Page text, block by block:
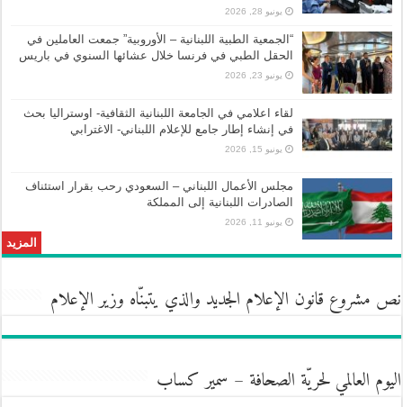
المزيد
يونيو 28, 2026
“الجمعية الطبية اللبنانية – الأوروبية” جمعت العاملين في
الحقل الطبي في فرنسا خلال عشائها السنوي في باريس
يونيو 23, 2026
لقاء اعلامي في الجامعة اللبنانية الثقافية- اوستراليا بحث
في إنشاء إطار جامع للإعلام اللبناني- الاغترابي
يونيو 15, 2026
مجلس الأعمال اللبناني – السعودي رحب بقرار استئناف
الصادرات اللبنانية إلى المملكة
يونيو 11, 2026
نص مشروع قانون الإعلام الجديد والذي يتبنّاه وزير الإعلام
اليوم العالمي لحريّة الصحافة – سمير كساب